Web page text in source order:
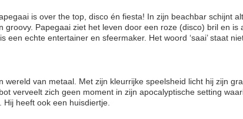
is over the top, disco én fiesta! In zijn beachbar schijnt
groovy. Papegaai ziet het leven door een roze (disco) bril en is
een echte entertainer en sfeermaker. Het woord ‘saai’ staat
wereld van metaal. Met zijn kleurrijke speelsheid licht hij zijn
verveelt zich geen moment in zijn apocalyptische setting
Hij heeft ook een huisdiertje.